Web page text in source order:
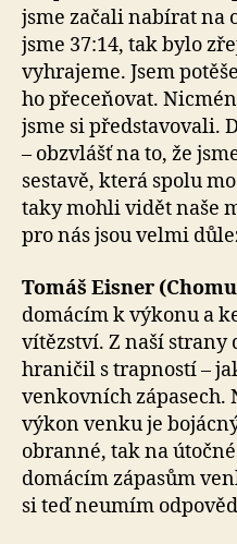
jsme začali nabírat na
jsme 37:14, tak bylo
vyhrajeme. Jsem
ho přeceňovat.
jsme si představovali.
– obzvlášť na to, že
sestavě, která spolu
taky mohli vidět naše
pro nás jsou velmi
Tomáš Eisner
domácím k výkonu a
vítězství. Z naší strany
hraničil s trapností –
venkovních zápasech.
výkon venku je
obranné, tak na
domácím zápasům
si teď neumím